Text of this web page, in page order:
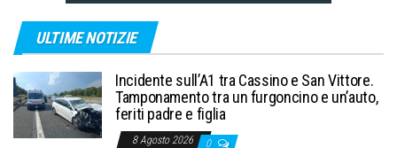
ULTIME NOTIZIE
Incidente sull’A1 tra Cassino e San Vittore.
Tamponamento tra un furgoncino e un’auto,
feriti padre e figlia
8 Agosto 2026 0